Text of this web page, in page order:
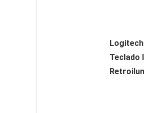
Teclado